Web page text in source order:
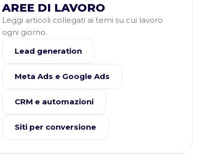
AREE DI LAVORO
Leggi articoli collegati ai temi su cui lavoro
ogni giorno.
Lead generation
Meta Ads e Google Ads
CRM e automazioni
Siti per conversione